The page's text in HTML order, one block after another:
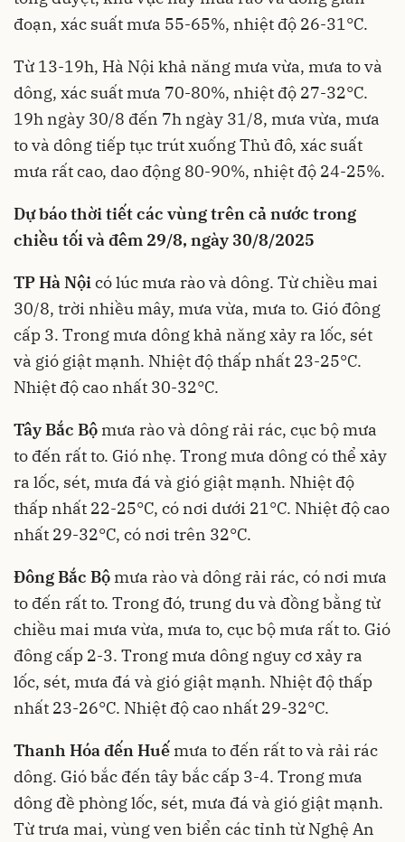
đoạn, xác suất mưa 55-65%, nhiệt độ 26-31°C.
Từ 13-19h, Hà Nội khả năng mưa vừa, mưa to và
dông, xác suất mưa 70-80%, nhiệt độ 27-32°C.
19h ngày 30/8 đến 7h ngày 31/8, mưa vừa, mưa
to và dông tiếp tục trút xuống Thủ đô, xác suất
mưa rất cao, dao động 80-90%, nhiệt độ 24-25%.
Dự báo thời tiết các vùng trên cả nước trong
chiều tối và đêm 29/8, ngày 30/8/2025
TP Hà Nộicó lúc mưa rào và dông. Từ chiều mai
30/8, trời nhiều mây, mưa vừa, mưa to. Gió đông
cấp 3. Trong mưa dông khả năng xảy ra lốc, sét
và gió giật mạnh. Nhiệt độ thấp nhất 23-25°C.
Nhiệt độ cao nhất 30-32°C.
Tây Bắc Bộ mưa rào và dông rải rác, cục bộ mưa
to đến rất to. Gió nhẹ. Trong mưa dông có thể xảy
ra lốc, sét, mưa đá và gió giật mạnh. Nhiệt độ
thấp nhất 22-25°C, có nơi dưới 21°C. Nhiệt độ cao
nhất 29-32°C, có nơi trên 32°C.
Đông Bắc Bộ mưa rào và dông rải rác, có nơi mưa
to đến rất to. Trong đó, trung du và đồng bằng từ
chiều mai mưa vừa, mưa to, cục bộ mưa rất to. Gió
đông cấp 2-3. Trong mưa dông nguy cơ xảy ra
lốc, sét, mưa đá và gió giật mạnh. Nhiệt độ thấp
nhất 23-26°C. Nhiệt độ cao nhất 29-32°C.
Thanh Hóa đến Huế mưa to đến rất to và rải rác
dông. Gió bắc đến tây bắc cấp 3-4. Trong mưa
dông đề phòng lốc, sét, mưa đá và gió giật mạnh.
Từ trưa mai, vùng ven biển các tỉnh từ Nghệ An